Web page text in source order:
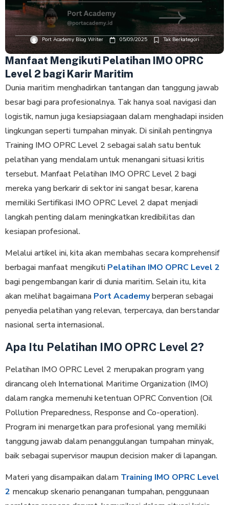
Port Academy Blog Writer 05/09/2025 Tak Berkategori
Manfaat Mengikuti Pelatihan IMO OPRC
Level 2 bagi Karir Maritim
Dunia maritim menghadirkan tantangan dan tanggung jawab
besar bagi para profesionalnya. Tak hanya soal navigasi dan
logistik, namun juga kesiapsiagaan dalam menghadapi insiden
lingkungan seperti tumpahan minyak. Di sinilah pentingnya
Training IMO OPRC Level 2 sebagai salah satu bentuk
pelatihan yang mendalam untuk menangani situasi kritis
tersebut. Manfaat Pelatihan IMO OPRC Level 2 bagi
mereka yang berkarir di sektor ini sangat besar, karena
memiliki Sertifikasi IMO OPRC Level 2 dapat menjadi
langkah penting dalam meningkatkan kredibilitas dan
kesiapan profesional.
Melalui artikel ini, kita akan membahas secara komprehensif
berbagai manfaat mengikuti Pelatihan IMO OPRC Level 2
bagi pengembangan karir di dunia maritim. Selain itu, kita
akan melihat bagaimana Port Academyberperan sebagai
penyedia pelatihan yang relevan, terpercaya, dan berstandar
nasional serta internasional.
Apa Itu Pelatihan IMO OPRC Level 2?
Pelatihan IMO OPRC Level 2 merupakan program yang
dirancang oleh International Maritime Organization (IMO)
dalam rangka memenuhi ketentuan OPRC Convention (Oil
Pollution Preparedness, Response and Co-operation).
Program ini menargetkan para profesional yang memiliki
tanggung jawab dalam penanggulangan tumpahan minyak,
baik sebagai supervisor maupun decision maker di lapangan.
Materi yang disampaikan dalam Training IMO OPRC Level
2 mencakup skenario penanganan tumpahan, penggunaan